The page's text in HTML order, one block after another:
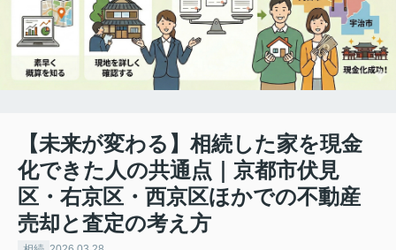
【未来が変わる】相続した家を現金
化できた人の共通点｜京都市伏見
区・右京区・西京区ほかでの不動産
売却と査定の考え方